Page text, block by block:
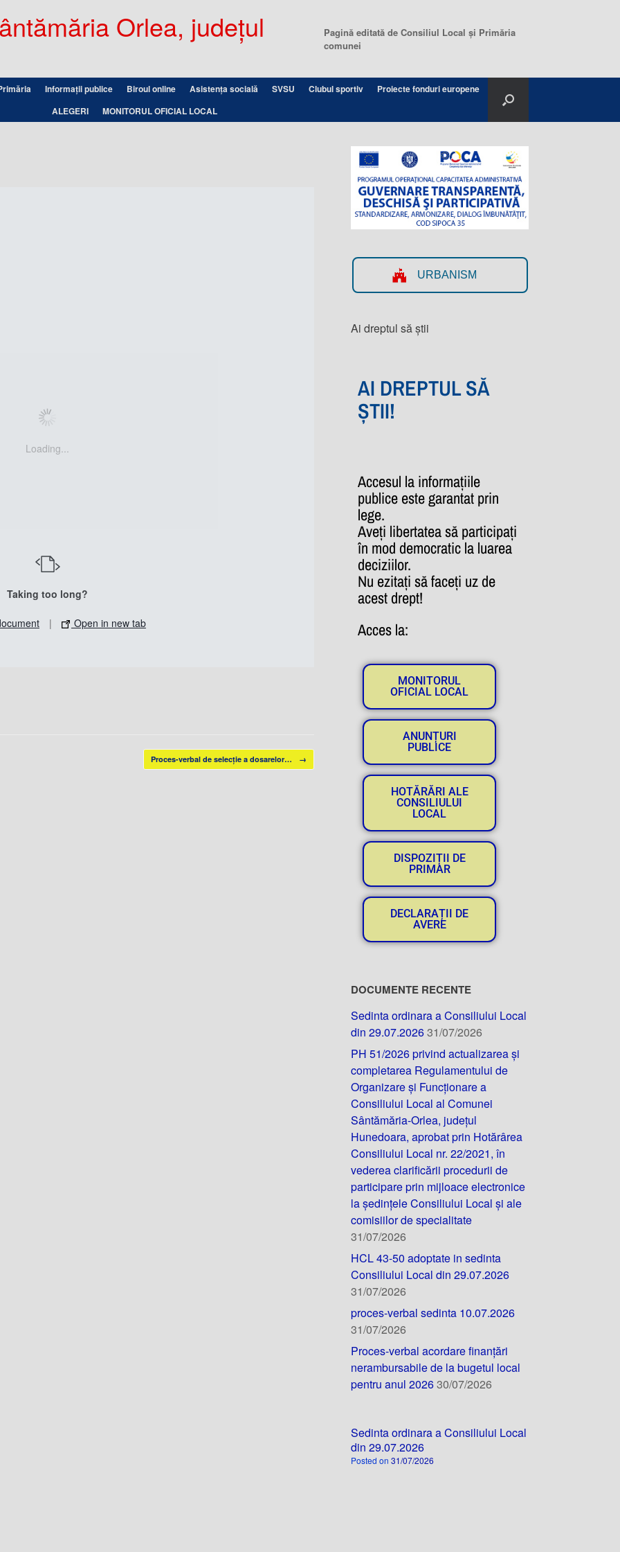
Orlea, județul
Pagină editată de Consiliul Local şi Primăria
comunei
Informații publice Biroul online Asistența socială SVSU Clubul sportiv
Proiecte fonduri europene
ALEGERI
MONITORUL OFICIAL LOCAL
Loading...
Taking too long?
| Open in new tab
Proces-verbal de selecție a dosarelor… →
URBANISM
Ai dreptul să știi
AI DREPTUL SĂ
ȘTII!
Accesul la informațiile
publice este garantat prin
lege.
Aveți libertatea să participați
în mod democratic la luarea
deciziilor.
Nu ezitați să faceți uz de
acest drept!
Acces la:
MONITORUL
OFICIAL LOCAL
ANUNȚURI
PUBLICE
HOTĂRĂRI ALE
CONSILIULUI
LOCAL
DISPOZIȚII DE
PRIMAR
DECLARAȚII DE
AVERE
DOCUMENTE RECENTE
Sedinta ordinara a Consiliului Local
din 29.07.202631/07/2026
PH 51/2026 privind actualizarea și
completarea Regulamentului de
Organizare și Funcționare a
Consiliului Local al Comunei
Sântămăria-Orlea, județul
Hunedoara, aprobat prin Hotărârea
Consiliului Local nr. 22/2021, în
vederea clarificării procedurii de
participare prin mijloace electronice
la ședințele Consiliului Local și ale
comisiilor de specialitate
31/07/2026
HCL 43-50 adoptate in sedinta
Consiliului Local din 29.07.2026
31/07/2026
proces-verbal sedinta 10.07.2026
31/07/2026
Proces-verbal acordare finanțări
nerambursabile de la bugetul local
pentru anul 202630/07/2026
Sedinta ordinara a Consiliului Local
din 29.07.2026
Posted on31/07/2026